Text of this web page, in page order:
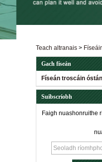
Teach altranais >
Gach físeán
Físeán troscáin
Suibscríobh
Faigh nuashonruithe